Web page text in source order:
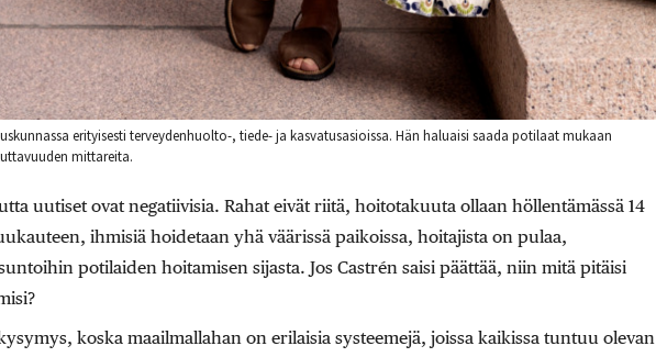
erityisesti terveydenhuolto-, tiede- ja kasvatusasioissa. Hän haluaisi saada potilaat mukaan
mittareita.
uutiset ovat negatiivisia. Rahat eivät riitä, hoitotakuuta ollaan höllentämässä 14
ihmisiä hoidetaan yhä väärissä paikoissa, hoitajista on pulaa,
potilaiden hoitamisen sijasta. Jos Castrén saisi päättää, niin mitä pitäisi
koska maailmallahan on erilaisia systeemejä, joissa kaikissa tuntuu olevan